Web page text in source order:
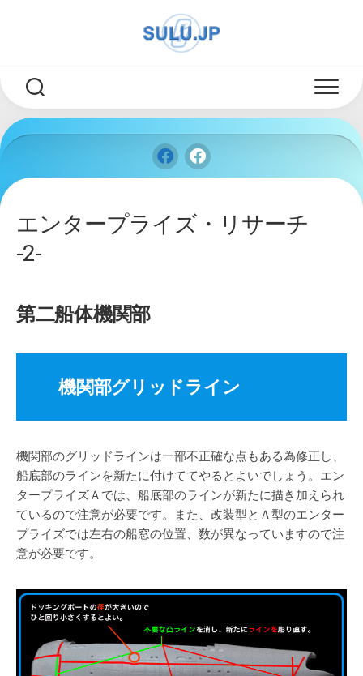
エンタープライズ・リサーチ
-2-
第二船体機関部
機関部グリッドライン
機関部のグリッドラインは一部不正確な点もある為修正し、
船底部のラインを新たに付けててやるとよいでしょう。エン
タープライズＡでは、船底部のラインが新たに描き加えられ
ているので注意が必要です。また、改装型とＡ型のエンター
プライズでは左右の船窓の位置、数が異なっていますので注
意が必要です。